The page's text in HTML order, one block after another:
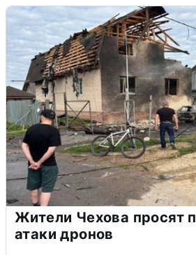
Жители Чехова просят
атаки дронов